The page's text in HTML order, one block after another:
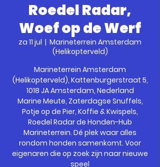
Roedel Radar,
Woef op de Werf
za 11 jul
  |
Marineterrein Amsterdam
(Helikopterveld)
Marineterrein Amsterdam
(Helikopterveld), Kattenburgerstraat 5,
1018 JA Amsterdam, Nederland
Marine Meute, Zaterdagse Snuffels,
Potje op de Pier, Koffie & Kwispels,
Roedel Radar de Honden-Hub
Marineterrein. Dé plek waar alles
rondom honden samenkomt. Voor
eigenaren die op zoek zijn naar nieuwe
speel